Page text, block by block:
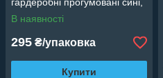
40 см, 10 шт
В наявності
295 ₴/упаковка
Купити